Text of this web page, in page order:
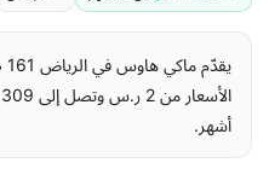
أشهر.